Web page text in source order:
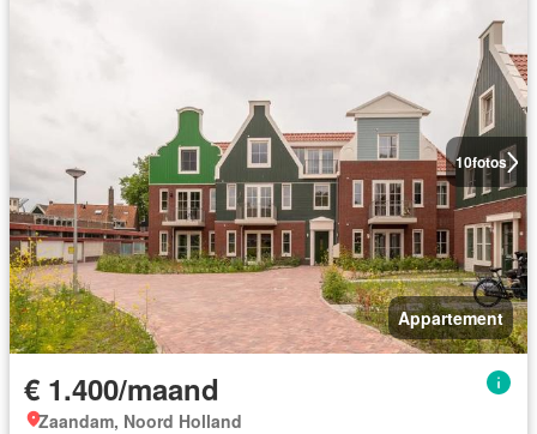
10fotos
Appartement
€ 1.400/maand
Zaandam, Noord Holland